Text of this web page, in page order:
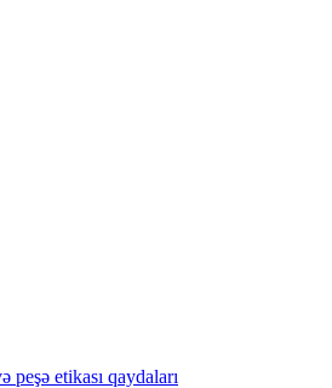
peşə etikası qaydaları